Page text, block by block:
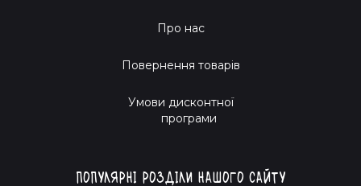
Про нас
Повернення товарів
Умови дисконтної
програми
Популярні розділи нашого сайту